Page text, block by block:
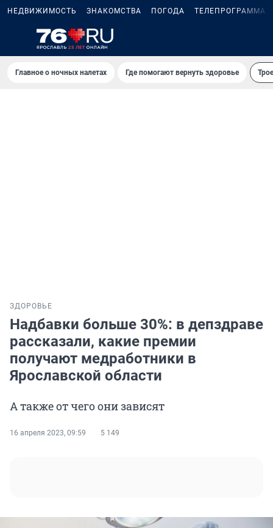
НЕДВИЖИМОСТЬ ЗНАКОМСТВА ПОГОДА ТЕЛЕПРОГРАММА
Главное о ночных налетах Где помогают вернуть здоровье
ЗДОРОВЬЕ
Надбавки больше 30%: в депздраве
рассказали, какие премии
получают медработники в
Ярославской области
А также от чего они зависят
16 апреля 2023, 09:59 5 149